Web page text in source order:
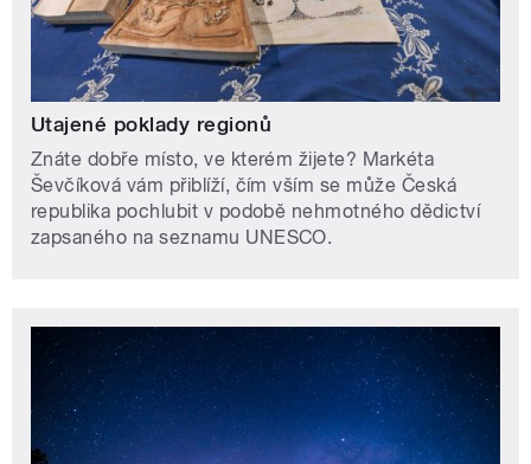
Utajené poklady regionů
Znáte dobře místo, ve kterém žijete? Markéta
Ševčíková vám přiblíží, čím vším se může Česká
republika pochlubit v podobě nehmotného dědictví
zapsaného na seznamu UNESCO.